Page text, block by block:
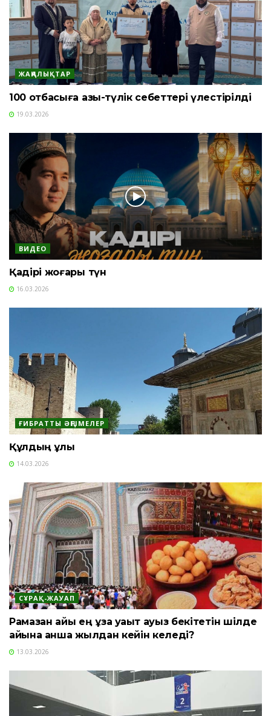
ЖАҢАЛЫҚТАР
100 отбасыға азық-түлік себеттері үлестірілді
19.03.2026
ВИДЕО
Қадірі жоғары түн
16.03.2026
ҒИБРАТТЫ ӘҢГІМЕЛЕР
Құлдың құлы
14.03.2026
СҰРАҚ-ЖАУАП
Рамазан айы ең ұзақ уақыт ауыз бекітетін шілде
айына қанша жылдан кейін келеді?
13.03.2026